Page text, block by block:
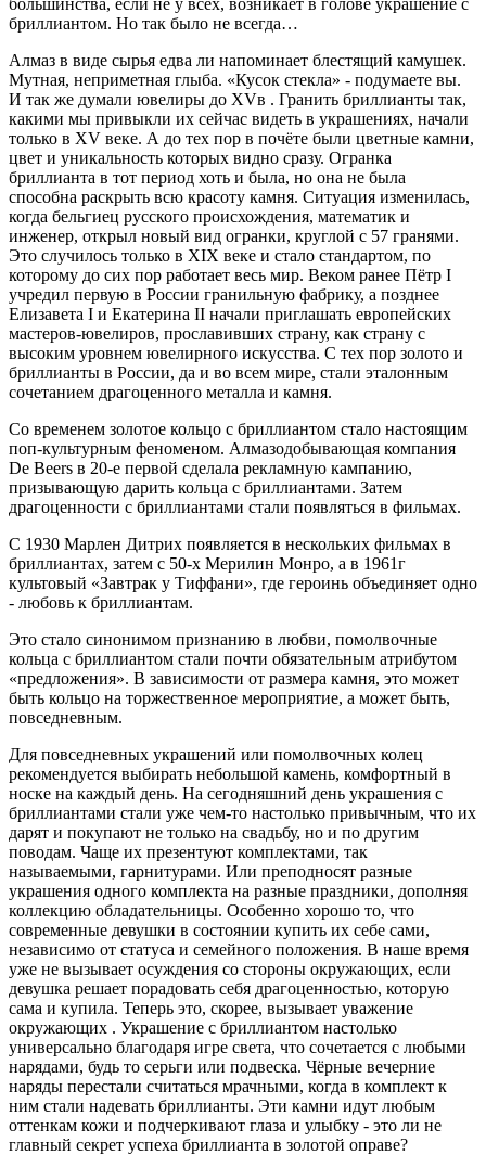
бриллиантом. Но так было не всегда…
Алмаз в виде сырья едва ли напоминает блестящий камушек.
Мутная, неприметная глыба. «Кусок стекла» - подумаете вы.
И так же думали ювелиры до XVв . Гранить бриллианты так,
какими мы привыкли их сейчас видеть в украшениях, начали
только в XV веке. А до тех пор в почёте были цветные камни,
цвет и уникальность которых видно сразу. Огранка
бриллианта в тот период хоть и была, но она не была
способна раскрыть всю красоту камня. Ситуация изменилась,
когда бельгиец русского происхождения, математик и
инженер, открыл новый вид огранки, круглой с 57 гранями.
Это случилось только в XIX веке и стало стандартом, по
которому до сих пор работает весь мир. Веком ранее Пётр I
учредил первую в России гранильную фабрику, а позднее
Елизавета I и Екатерина II начали приглашать европейских
мастеров-ювелиров, прославивших страну, как страну с
высоким уровнем ювелирного искусства. С тех пор золото и
бриллианты в России, да и во всем мире, стали эталонным
сочетанием драгоценного металла и камня.
Со временем золотое кольцо с бриллиантом стало настоящим
поп-культурным феноменом. Алмазодобывающая компания
De Beers в 20-е первой сделала рекламную кампанию,
призывающую дарить кольца с бриллиантами. Затем
драгоценности с бриллиантами стали появляться в фильмах.
С 1930 Марлен Дитрих появляется в нескольких фильмах в
бриллиантах, затем с 50-х Мерилин Монро, а в 1961г
культовый «Завтрак у Тиффани», где героинь объединяет одно
- любовь к бриллиантам.
Это стало синонимом признанию в любви, помолвочные
кольца с бриллиантом стали почти обязательным атрибутом
«предложения». В зависимости от размера камня, это может
быть кольцо на торжественное мероприятие, а может быть,
повседневным.
Для повседневных украшений или помолвочных колец
рекомендуется выбирать небольшой камень, комфортный в
носке на каждый день. На сегодняшний день украшения с
бриллиантами стали уже чем-то настолько привычным, что их
дарят и покупают не только на свадьбу, но и по другим
поводам. Чаще их презентуют комплектами, так
называемыми, гарнитурами. Или преподносят разные
украшения одного комплекта на разные праздники, дополняя
коллекцию обладательницы. Особенно хорошо то, что
современные девушки в состоянии купить их себе сами,
независимо от статуса и семейного положения. В наше время
уже не вызывает осуждения со стороны окружающих, если
девушка решает порадовать себя драгоценностью, которую
сама и купила. Теперь это, скорее, вызывает уважение
окружающих . Украшение с бриллиантом настолько
универсально благодаря игре света, что сочетается с любыми
нарядами, будь то серьги или подвеска. Чёрные вечерние
наряды перестали считаться мрачными, когда в комплект к
ним стали надевать бриллианты. Эти камни идут любым
оттенкам кожи и подчеркивают глаза и улыбку - это ли не
главный секрет успеха бриллианта в золотой оправе?